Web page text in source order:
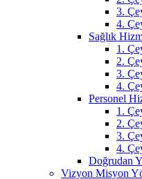
3.
4.
Sağlık
1.
2.
3.
4.
Personel
1.
2.
3.
4.
Doğrudan
Vizyon Misyon